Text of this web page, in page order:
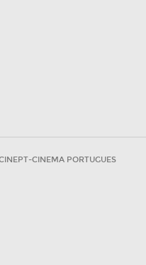
CINEMA PORTUGUES